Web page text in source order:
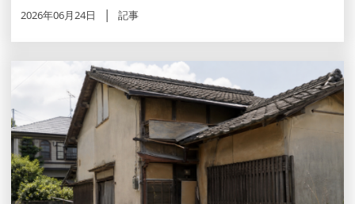
2026年06月24日 記事